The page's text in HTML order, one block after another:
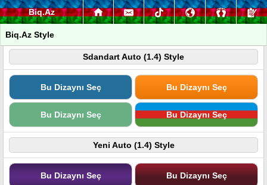
Biq.Az
Biq.Az Style
Sdandart Auto (1.4) Style
Bu Dizaynı Seç Bu Dizaynı Seç
Bu Dizaynı Seç Bu Dizaynı Seç
Yeni Auto (1.4) Style
Bu Dizaynı Seç Bu Dizaynı Seç